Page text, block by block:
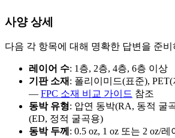
사양 상세
다음 각 항목에 대해 명확한 답변을 준비
레이어 수: 1층, 2층, 4층, 6층 이상
기판 소재 : 폴리이미드(표준),
— FPC 소재 비교 가이드 참조
동박 유형: 압연 동박(RA, 동적 굴
(ED, 정적 굴곡용)
동박 두께 : 0.5 oz, 1 oz 또는 2 oz/레